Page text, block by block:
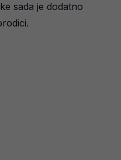
sada je dodatno